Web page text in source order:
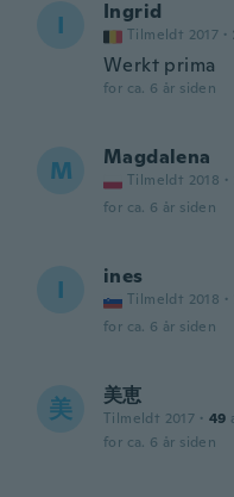
I Ingrid
Tilmeldt 2017 ·
Werkt prima
for ca. 6 år siden
M Magdalena
Tilmeldt 2018 ·
for ca. 6 år siden
I ines
Tilmeldt 2018 ·
for ca. 6 år siden
美 美恵
Tilmeldt 2017 · 49
for ca. 6 år siden